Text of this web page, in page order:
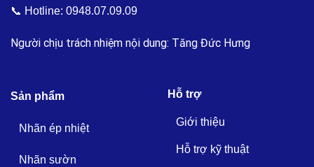
📞 Hotline: 0948.07.09.09
Người chịu trách nhiệm nội dung: Tăng Đức Hưng
Sản phẩm
Nhãn ép nhiệt
Nhãn sườn
Hỗ trợ
Giới thiệu
Hỗ trợ kỹ thuật